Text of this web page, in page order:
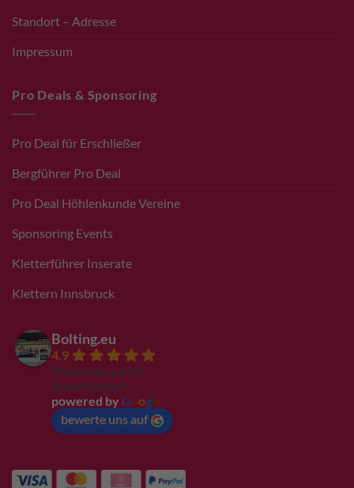
Standort – Adresse
Impressum
Pro Deals & Sponsoring
Pro Deal für Erschließer
Bergführer Pro Deal
Pro Deal Höhlenkunde Vereine
Sponsoring Events
Kletterführer Inserate
Klettern Innsbruck
Bolting.eu
4.9
Basierend auf 94
Bewertungen
powered by G ogl
bewerte uns auf